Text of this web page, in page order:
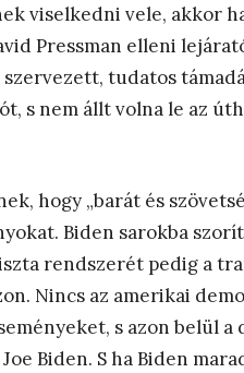
viselkedni vele, akkor
Pressman elleni
tudatos
s nem állt volna le az
hogy „barát és
Biden sarokba
rendszerét pedig a
Nincs az amerikai
s azon belül
Biden. S ha Biden